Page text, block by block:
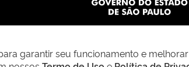
© 2026 CMS.SP.GOV.BR. Todos os
garantir seu funcionamento e